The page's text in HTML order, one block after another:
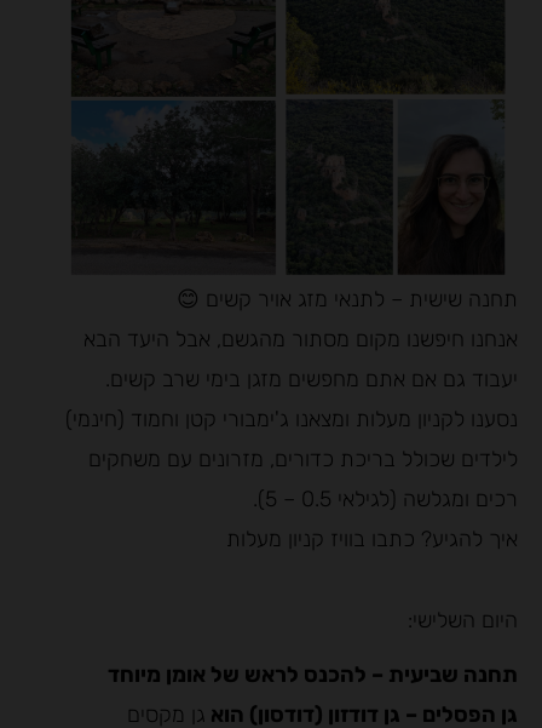
תחנה שישית – לתנאי מזג אויר קשים 😊
אנחנו חיפשנו מקום מסתור מהגשם, אבל היעד הבא
יעבוד גם אם אתם מחפשים מזגן בימי שרב קשים.
נסענו לקניון מעלות ומצאנו ג'ימבורי קטן וחמוד (חינמי)
לילדים שכולל בריכת כדורים, מזרונים עם משחקים
רכים ומגלשה (לגילאי 0.5 – 5).
איך להגיע? כתבו בוויז קניון מעלות
היום השלישי:
תחנה שביעית – להכנס לראש של אומן מיוחד
גן הפסלים – גן דודזון (דודסון) הוא גן מקסים